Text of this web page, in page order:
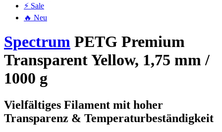
⚡ Sale
🔥 Neu
Spectrum PETG Premium
Transparent Yellow, 1,75 mm /
1000 g
Vielfältiges Filament mit hoher
Transparenz & Temperaturbeständigkeit